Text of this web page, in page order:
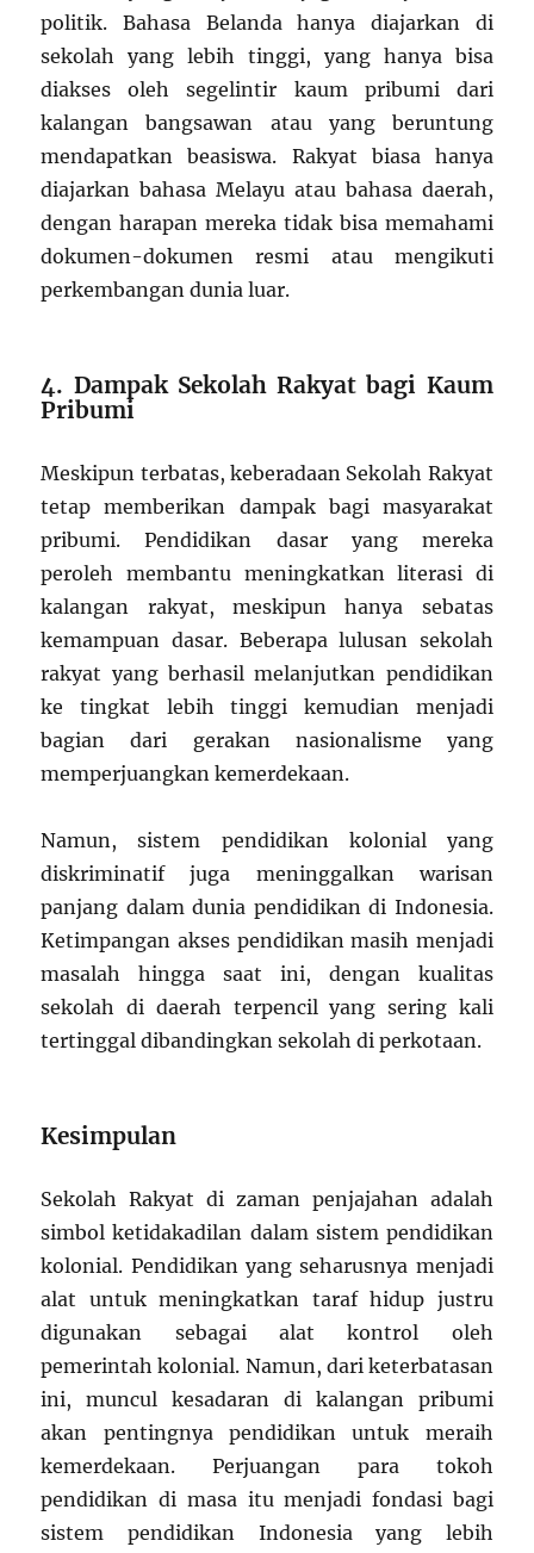
politik. Bahasa Belanda hanya diajarkan di
sekolah yang lebih tinggi, yang hanya bisa
diakses oleh segelintir kaum pribumi dari
kalangan bangsawan atau yang beruntung
mendapatkan beasiswa. Rakyat biasa hanya
diajarkan bahasa Melayu atau bahasa daerah,
dengan harapan mereka tidak bisa memahami
dokumen-dokumen resmi atau mengikuti
perkembangan dunia luar.
4. Dampak Sekolah Rakyat bagi Kaum
Pribumi
Meskipun terbatas, keberadaan Sekolah Rakyat
tetap memberikan dampak bagi masyarakat
pribumi. Pendidikan dasar yang mereka
peroleh membantu meningkatkan literasi di
kalangan rakyat, meskipun hanya sebatas
kemampuan dasar. Beberapa lulusan sekolah
rakyat yang berhasil melanjutkan pendidikan
ke tingkat lebih tinggi kemudian menjadi
bagian dari gerakan nasionalisme yang
memperjuangkan kemerdekaan.
Namun, sistem pendidikan kolonial yang
diskriminatif juga meninggalkan warisan
panjang dalam dunia pendidikan di Indonesia.
Ketimpangan akses pendidikan masih menjadi
masalah hingga saat ini, dengan kualitas
sekolah di daerah terpencil yang sering kali
tertinggal dibandingkan sekolah di perkotaan.
Kesimpulan
Sekolah Rakyat di zaman penjajahan adalah
simbol ketidakadilan dalam sistem pendidikan
kolonial. Pendidikan yang seharusnya menjadi
alat untuk meningkatkan taraf hidup justru
digunakan sebagai alat kontrol oleh
pemerintah kolonial. Namun, dari keterbatasan
ini, muncul kesadaran di kalangan pribumi
akan pentingnya pendidikan untuk meraih
kemerdekaan. Perjuangan para tokoh
pendidikan di masa itu menjadi fondasi bagi
sistem pendidikan Indonesia yang lebih